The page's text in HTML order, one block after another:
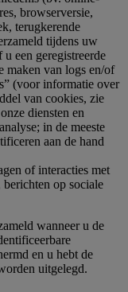
browserversie,
terugkerende
tijdens uw
een geregistreerde
maken van logs en/of
(voor informatie over
van cookies, zie
diensten en
in de meeste
aan de hand
of interacties met
op sociale
wanneer u de
en u hebt de
uitgelegd.